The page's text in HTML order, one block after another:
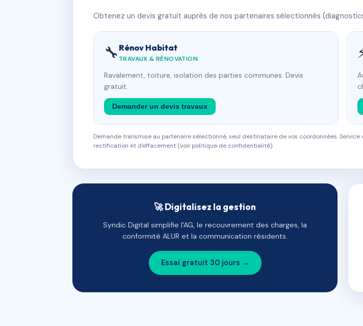
Obtenez un devis gratuit auprès de nos partenaires sélectionnés
🔧 Rénov Habitat
TRAVAUX & RÉNOVATION
Ravalement, toiture, isolation des parties communes. Devis
gratuit.
Demander un devis travaux
Demande transmise au partenaire sélectionné, seul destinataire de vos coordonnées.
rectification et d'effacement (voir politique de confidentialité).
🚀 Digitalisez la gestion
Syndic Digital simplifie l'AG, le recouvrement des charges, la
conformité ALUR et la communication résidents.
Essai gratuit 30 jours →